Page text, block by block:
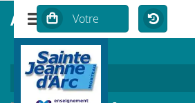
affiner ou comparer
Localisation